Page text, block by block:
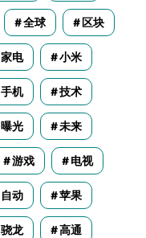
全球 区块
家电 小米
手机 技术
曝光 未来
游戏 电视
自动 苹果
骁龙 高通